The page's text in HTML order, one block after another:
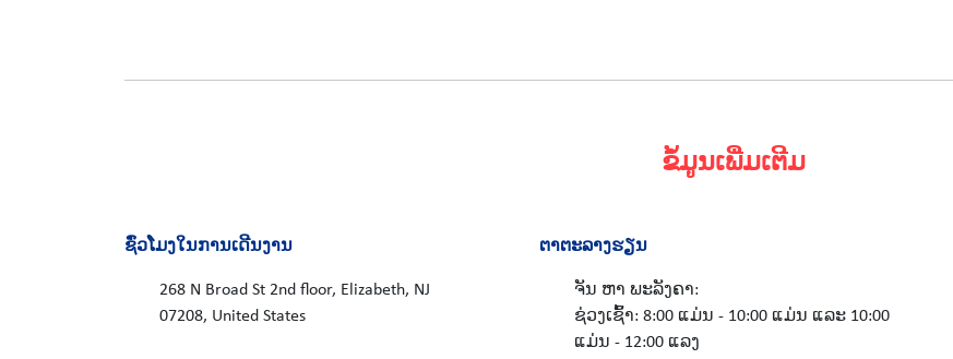
ຂໍ້ມູນເພີ່ມເຕີມ
ຊົ່ວໂມງໃນການເດີນງານ
268 N Broad St 2nd floor, Elizabeth, NJ
07208, United States
ຕາຕະລາງຮຽນ
ຈັນ ຫາ ພະລັງຄາ:
ຊ່ວງເຊົ້າ: 8:00 ແມ່ນ - 10:00 ແມ່ນ ແລະ 10:00
ແມ່ນ - 12:00 ແລງ